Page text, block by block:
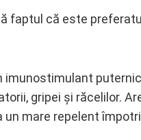
faptul că este
imunostimulant
gripei și răcelilor.
un mare repelent